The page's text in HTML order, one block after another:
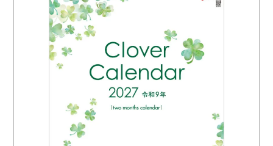
スタッフ紹介
お役立ち情報